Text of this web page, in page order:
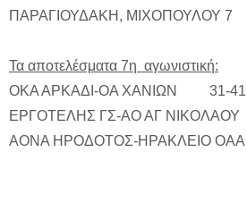
ΠΑΡΑΓΙΟΥΔΑΚΗ, ΜΙΧΟΠΟΥΛΟΥ 7
Τα αποτελέσματα 7η αγωνιστική:
ΟΚΑ ΑΡΚΑΔΙ-ΟΑ ΧΑΝΙΩΝ 31-41
ΕΡΓΟΤΕΛΗΣ ΓΣ-ΑΟ ΑΓ ΝΙΚΟΛΑΟΥ
ΑΟΝΑ ΗΡΟΔΟΤΟΣ-ΗΡΑΚΛΕΙΟ ΟΑΑ